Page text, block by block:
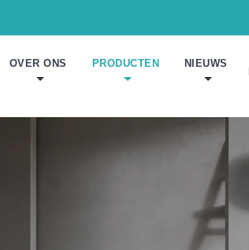
OVER ONS PRODUCTEN NIEUWS